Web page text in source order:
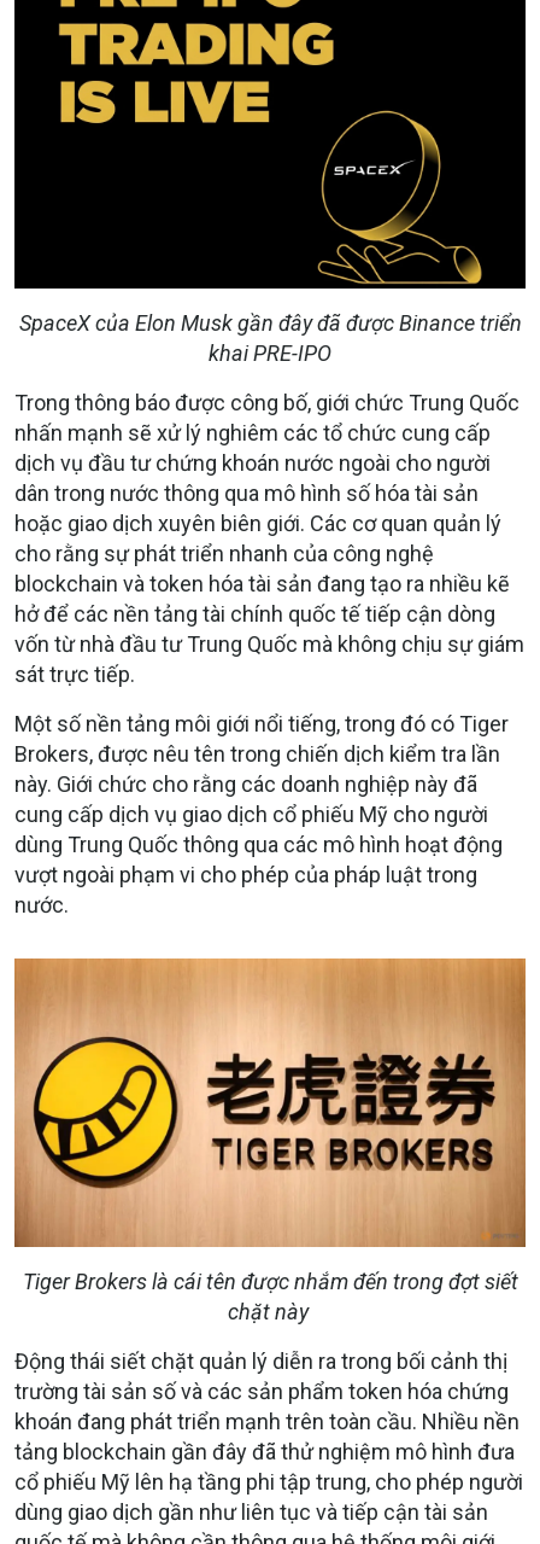
SpaceX của Elon Musk gần đây đã được Binance triển
khai PRE-IPO
Trong thông báo được công bố, giới chức Trung Quốc
nhấn mạnh sẽ xử lý nghiêm các tổ chức cung cấp
dịch vụ đầu tư chứng khoán nước ngoài cho người
dân trong nước thông qua mô hình số hóa tài sản
hoặc giao dịch xuyên biên giới. Các cơ quan quản lý
cho rằng sự phát triển nhanh của công nghệ
blockchain và token hóa tài sản đang tạo ra nhiều kẽ
hở để các nền tảng tài chính quốc tế tiếp cận dòng
vốn từ nhà đầu tư Trung Quốc mà không chịu sự giám
sát trực tiếp.
Một số nền tảng môi giới nổi tiếng, trong đó có Tiger
Brokers, được nêu tên trong chiến dịch kiểm tra lần
này. Giới chức cho rằng các doanh nghiệp này đã
cung cấp dịch vụ giao dịch cổ phiếu Mỹ cho người
dùng Trung Quốc thông qua các mô hình hoạt động
vượt ngoài phạm vi cho phép của pháp luật trong
nước.
Tiger Brokers là cái tên được nhắm đến trong đợt siết
chặt này
Động thái siết chặt quản lý diễn ra trong bối cảnh thị
trường tài sản số và các sản phẩm token hóa chứng
khoán đang phát triển mạnh trên toàn cầu. Nhiều nền
tảng blockchain gần đây đã thử nghiệm mô hình đưa
cổ phiếu Mỹ lên hạ tầng phi tập trung, cho phép người
dùng giao dịch gần như liên tục và tiếp cận tài sản